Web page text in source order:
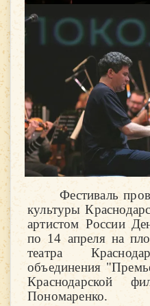
Фестиваль
культуры
артистом России
по 14 апреля на
театра
объединения
Краснодарской
Пономаренко.